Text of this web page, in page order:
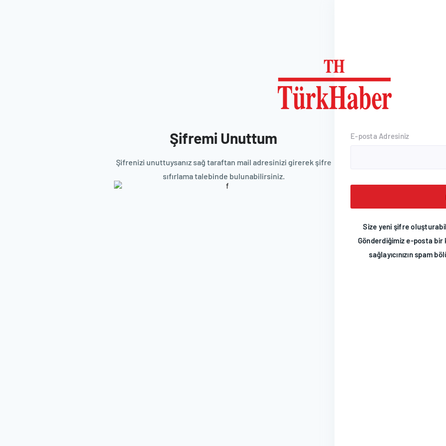
Şifremi Unuttum
Şifrenizi unuttuysanız sağ taraftan mail adresinizi girerek şifre
sıfırlama talebinde bulunabilirsiniz.
E-posta Adresiniz
Size yeni şifre
Gönderdiğimiz e-posta
sağlayıcınızın spam